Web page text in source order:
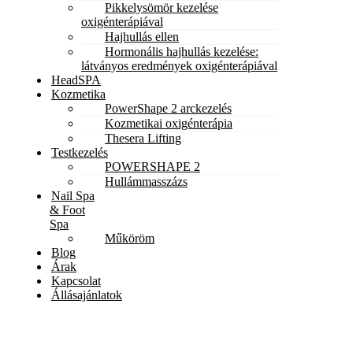
Pikkelysömör kezelése
oxigénterápiával
Hajhullás ellen
Hormonális hajhullás kezelése:
látványos eredmények oxigénterápiával
HeadSPA
Kozmetika
PowerShape 2 arckezelés
Kozmetikai oxigénterápia
Thesera Lifting
Testkezelés
POWERSHAPE 2
Hullámmasszázs
Nail Spa
& Foot
Spa
Műköröm
Blog
Árak
Kapcsolat
Állásajánlatok